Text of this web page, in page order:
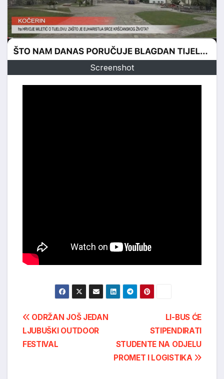
Screenshot
Post
navigation
LI-BUS ĆE
STIPENDIRATI
STUDENTE NA ODJELU
PROMET I LOGISTIKA
ODRŽAN JOŠ JEDAN
LJUBUŠKI OUTDOOR
FESTIVAL